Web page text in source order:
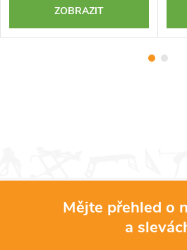
ZOBRAZIT
Mějte přehled o
a